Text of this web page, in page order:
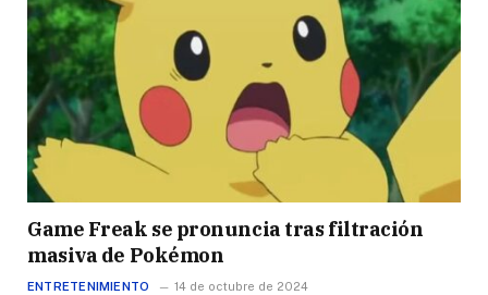
Game Freak se pronuncia tras filtración
masiva de Pokémon
ENTRETENIMIENTO 14 de octubre de 2024